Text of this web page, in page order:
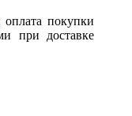
оплата покупки
при доставке